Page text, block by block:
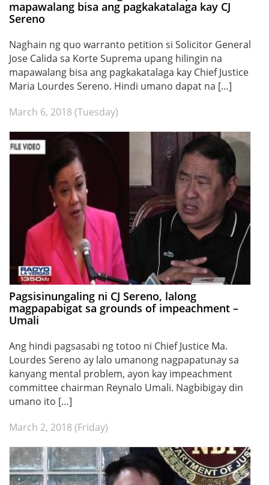
mapawalang bisa ang pagkakatalaga kay CJ
Sereno
Naghain ng quo warranto petition si Solicitor General
Jose Calida sa Korte Suprema upang hilingin na
mapawalang bisa ang pagkakatalaga kay Chief Justice
Maria Lourdes Sereno. Hindi umano dapat na […]
March 6, 2018 (Tuesday)
Pagsisinungaling ni CJ Sereno, lalong
magpapabigat sa grounds of impeachment –
Umali
Ang hindi pagsasabi ng totoo ni Chief Justice Ma.
Lourdes Sereno ay lalo umanong nagpapatunay sa
kanyang mental problem, ayon kay impeachment
committee chairman Reynalo Umali. Nagbibigay din
umano ito […]
March 2, 2018 (Friday)